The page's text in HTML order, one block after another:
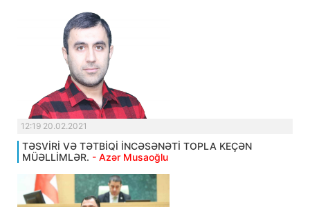
12:19 20.02.2021
TƏSVİRİ VƏ TƏTBİQİ İNCƏSƏNƏTİ TOPLA KEÇƏN
MÜƏLLİMLƏR. - Azər Musaoğlu